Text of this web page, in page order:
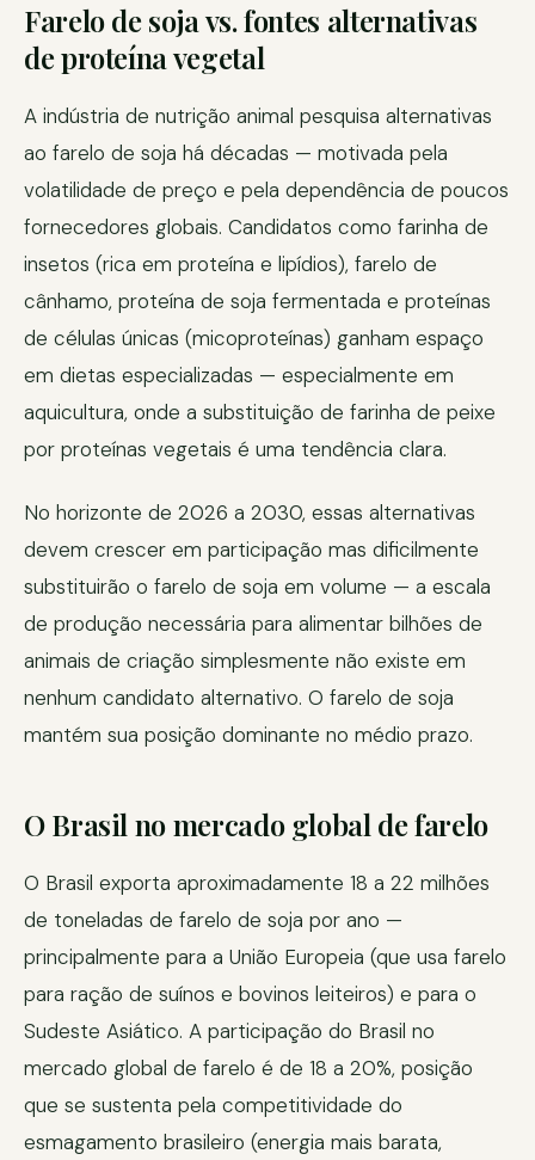
Farelo de soja vs. fontes alternativas
de proteína vegetal
A indústria de nutrição animal pesquisa alternativas
ao farelo de soja há décadas — motivada pela
volatilidade de preço e pela dependência de poucos
fornecedores globais. Candidatos como farinha de
insetos (rica em proteína e lipídios), farelo de
cânhamo, proteína de soja fermentada e proteínas
de células únicas (micoproteínas) ganham espaço
em dietas especializadas — especialmente em
aquicultura, onde a substituição de farinha de peixe
por proteínas vegetais é uma tendência clara.
No horizonte de 2026 a 2030, essas alternativas
devem crescer em participação mas dificilmente
substituirão o farelo de soja em volume — a escala
de produção necessária para alimentar bilhões de
animais de criação simplesmente não existe em
nenhum candidato alternativo. O farelo de soja
mantém sua posição dominante no médio prazo.
O Brasil no mercado global de farelo
O Brasil exporta aproximadamente 18 a 22 milhões
de toneladas de farelo de soja por ano —
principalmente para a União Europeia (que usa farelo
para ração de suínos e bovinos leiteiros) e para o
Sudeste Asiático. A participação do Brasil no
mercado global de farelo é de 18 a 20%, posição
que se sustenta pela competitividade do
esmagamento brasileiro (energia mais barata,